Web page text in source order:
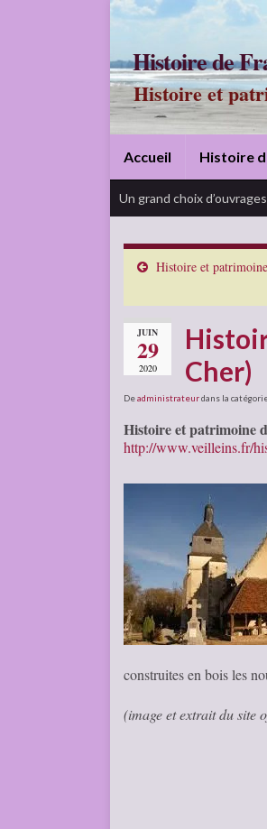
Histoire de
Histoire et
Accueil Histoire
Un grand choix
Histoire et
JUIN
29
2020
Cher)
Deadministrateurdans la
Histoire et patrimoine
http://www.veilleins.fr/
construites en bois les
(image et extrait du site